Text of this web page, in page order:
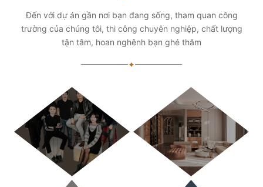
Đến với dự án gần nơi bạn đang sống, tham quan công
trường của chúng tôi, thi công chuyên nghiệp, chất lượng
tận tâm, hoan nghênh bạn ghé thăm
✦
TP. HỒ CHÍ MINH